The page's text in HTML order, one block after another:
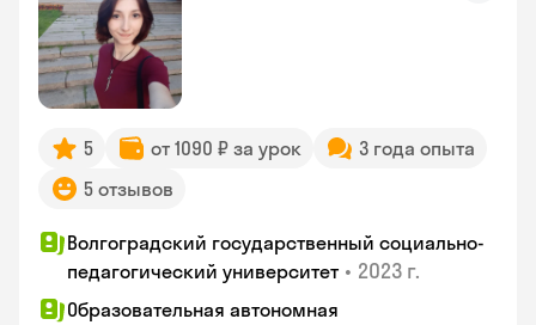
5 от 1090 ₽ за урок
3 года опыта
5 отзывов
Волгоградский государственный социально-
педагогический университет • 2023 г.
Образовательная автономная